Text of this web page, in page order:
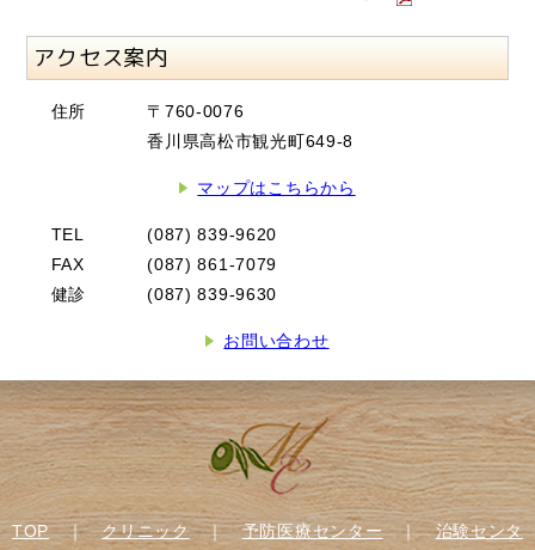
アクセス案内
住所
〒760-0076
香川県高松市観光町649-8
マップはこちらから
TEL
(087) 839-9620
FAX
(087) 861-7079
健診
(087) 839-9630
お問い合わせ
TOP｜クリニック｜予防医療センター｜治験センタ